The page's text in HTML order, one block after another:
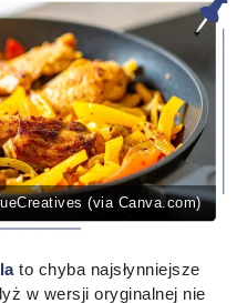
(via Canva.com)
to chyba najsłynniejsze
w wersji oryginalnej nie